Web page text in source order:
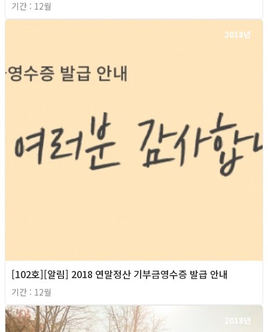
기간 : 12월
2018년
[102호][알림] 2018 연말정산 기부금영수증 발급 안내
기간 : 12월
2018년